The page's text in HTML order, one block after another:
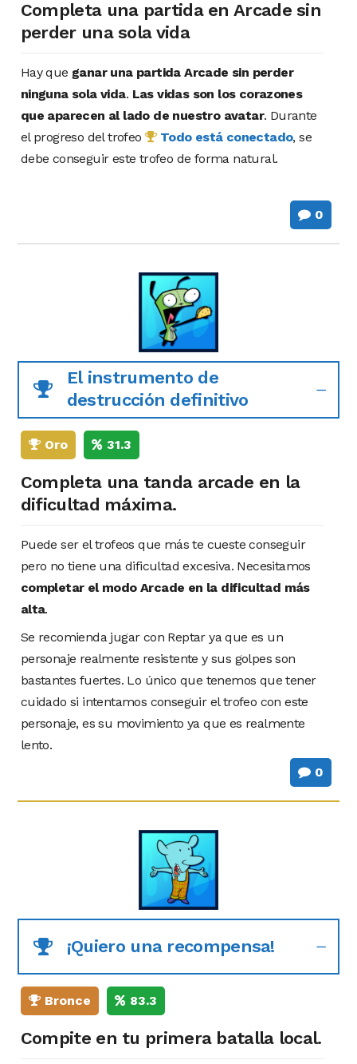
Completa una partida en Arcade sin
perder una sola vida
Hay que ganar una partida Arcade sin perder
ninguna sola vida. Las vidas son los corazones
que aparecen al lado de nuestro avatar. Durante
el progreso del trofeo
Todo está conectado, se
debe conseguir este trofeo de forma natural.
0
El instrumento de
destrucción definitivo
Oro 31.3
Completa una tanda arcade en la
dificultad máxima.
Puede ser el trofeos que más te cueste conseguir
pero no tiene una dificultad excesiva. Necesitamos
completar el modo Arcade en la dificultad más
alta.
Se recomienda jugar con Reptar ya que es un
personaje realmente resistente y sus golpes son
bastantes fuertes. Lo único que tenemos que tener
cuidado si intentamos conseguir el trofeo con este
personaje, es su movimiento ya que es realmente
lento.
0
¡Quiero una recompensa!
Bronce 83.3
Compite en tu primera batalla local.